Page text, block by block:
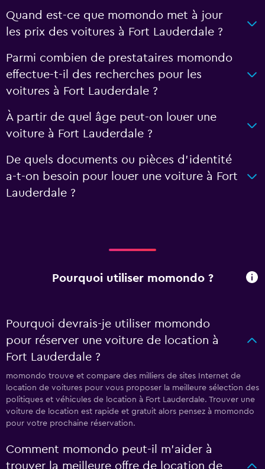
Quand est-ce que momondo met à jour
les prix des voitures à Fort Lauderdale ?
Parmi combien de prestataires momondo
effectue-t-il des recherches pour les
voitures à Fort Lauderdale ?
À partir de quel âge peut-on louer une
voiture à Fort Lauderdale ?
De quels documents ou pièces d'identité
a-t-on besoin pour louer une voiture à Fort
Lauderdale ?
Pourquoi utiliser momondo ?
Pourquoi devrais-je utiliser momondo
pour réserver une voiture de location à
Fort Lauderdale ?
momondo trouve et compare des milliers de sites Internet de
location de voitures pour vous proposer la meilleure sélection des
politiques et véhicules de location à Fort Lauderdale. Trouver une
voiture de location est rapide et gratuit alors pensez à momondo
pour votre prochaine réservation.
Comment momondo peut-il m’aider à
trouver la meilleure offre de location de